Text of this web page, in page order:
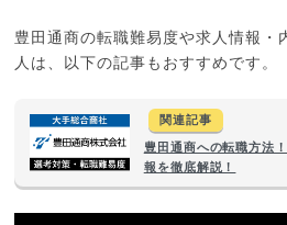
豊田通商の転職難易度や求人情報・
人は、以下の記事もおすすめです。
関連記事
豊田通商への転職方法
報を徹底解説！